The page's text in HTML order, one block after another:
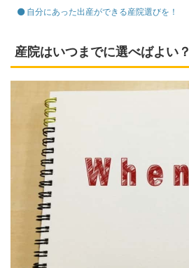
自分にあった出産ができる産院選びを！
産院はいつまでに選べばよい？